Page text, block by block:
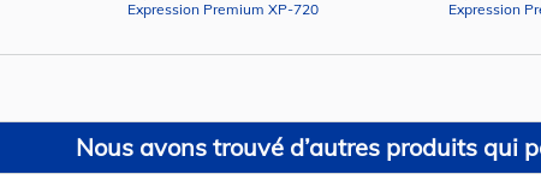
Expression Premium XP-720 Expression
Nous avons trouvé d’autres produits qui